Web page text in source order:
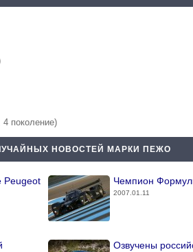
4 поколение)
НОВОСТЕЙ МАРКИ ПЕЖО
Peugeot Чемпион
2007.01.11
Озвучены